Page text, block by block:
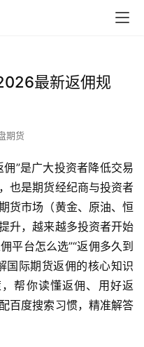
最新返佣规
期货
”是广大投资者降低交易
也是期货经纪商与投资者
货市场（黄金、原油、恒
升，越来越多投资者开始
平台怎么选”“返佣多久到
国际期货返佣的核心知识
帮你读懂返佣、用好返
百度搜索习惯，精准解答